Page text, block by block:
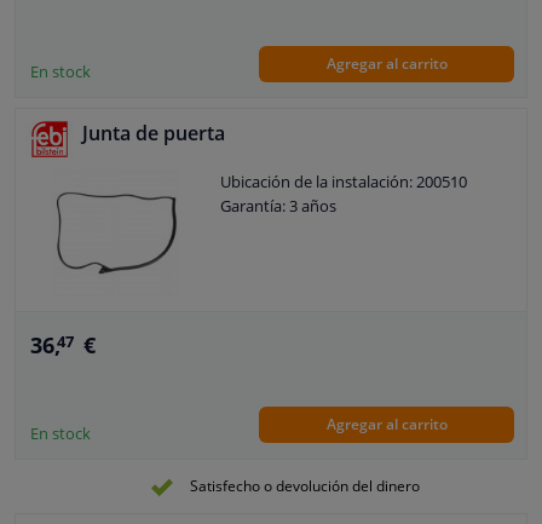
En stock Agregar al carrito
Junta de puerta
Ubicación de la instalación: 200510
Garantía: 3 años
36,47 €
En stock Agregar al carrito
Satisfecho o devolución del dinero